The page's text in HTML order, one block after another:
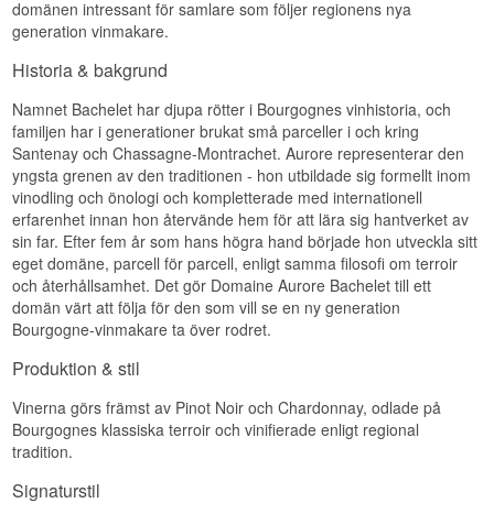
domänen intressant för samlare som följer regionens nya
generation vinmakare.
Historia & bakgrund
Namnet Bachelet har djupa rötter i Bourgognes vinhistoria, och
familjen har i generationer brukat små parceller i och kring
Santenay och Chassagne-Montrachet. Aurore representerar den
yngsta grenen av den traditionen - hon utbildade sig formellt inom
vinodling och önologi och kompletterade med internationell
erfarenhet innan hon återvände hem för att lära sig hantverket av
sin far. Efter fem år som hans högra hand började hon utveckla sitt
eget domäne, parcell för parcell, enligt samma filosofi om terroir
och återhållsamhet. Det gör Domaine Aurore Bachelet till ett
domän värt att följa för den som vill se en ny generation
Bourgogne-vinmakare ta över rodret.
Produktion & stil
Vinerna görs främst av Pinot Noir och Chardonnay, odlade på
Bourgognes klassiska terroir och vinifierade enligt regional
tradition.
Signaturstil